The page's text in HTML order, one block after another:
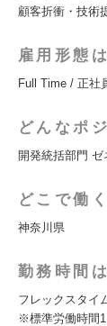
顧客折衝・技術
雇用形態は
Full Time / 正社
どんなポ
開発統括部門
どこで働
神奈川県
勤務時間は
フレックスタイ
※標準労働時間1